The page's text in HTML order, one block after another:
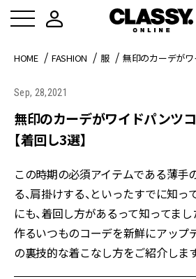
HOME FASHION 服 無印のカーデが
Sep, 28,2021
無印のカーデがワイドパンツ
【着回し3選】
この時期の必須アイテムである薄手
る、肩掛けする、といったすでに知
にも、着回し方があるって知ってま
作るいつものコーデを新鮮にアップ
の裏技的な着こなし方をご紹介します